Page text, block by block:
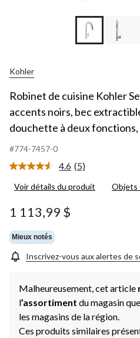
Kohler
Robinet de cuisine Kohler
accents noirs, bec
douchette à deux
#774-7457-0
4.6 Lire
5
(5)
Voir détails du produit Objets
1 113,99 $
Mieux notés
Inscrivez-vous aux alertes de
Malheureusement, cet article
l’assortiment du magasin
les magasins de la région.
Ces produits similaires